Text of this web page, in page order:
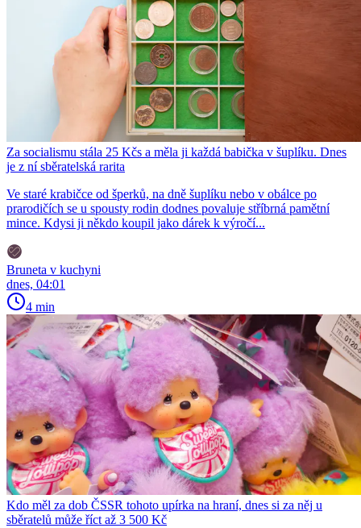
Za socialismu stála 25 Kčs a měla ji každá babička v šuplíku. Dnes
je z ní sběratelská rarita
Ve staré krabičce od šperků, na dně šuplíku nebo v obálce po
prarodičích se u spousty rodin dodnes povaluje stříbrná pamětní
mince. Kdysi ji někdo koupil jako dárek k výročí...
Bruneta v kuchyni
dnes, 04:01
4 min
Kdo měl za dob ČSSR tohoto upírka na hraní, dnes si za něj u
sběratelů může říct až 3 500 Kč